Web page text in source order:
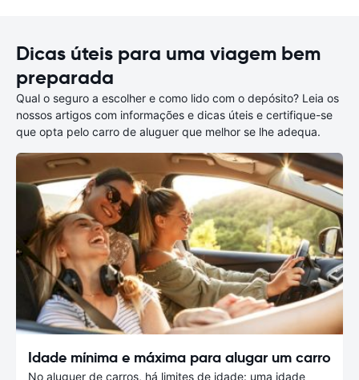
Dicas úteis para uma viagem bem
preparada
Qual o seguro a escolher e como lido com o depósito? Leia os
nossos artigos com informações e dicas úteis e certifique-se
que opta pelo carro de aluguer que melhor se lhe adequa.
Idade mínima e máxima para alugar um carro
No aluguer de carros, há limites de idade: uma idade